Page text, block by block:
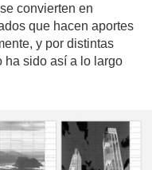
convierten en
que hacen aportes
y por distintas
ha sido así a lo largo